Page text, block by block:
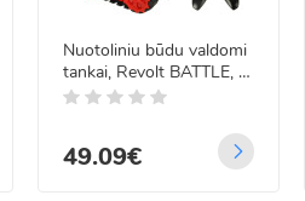
Nuotoliniu būdu valdomi
tankai, Revolt BATTLE, 2
vnt.
49.09€